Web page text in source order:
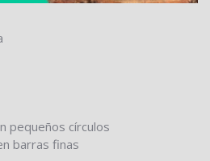
pequeños círculos
barras finas